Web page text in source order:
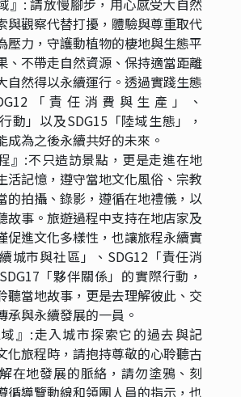
』: 請放慢腳步，用心感受大自然
與觀察代替打擾，體驗與尊重取代
壓力，守護動植物的棲地與生態平
、不帶走自然資源、保持適當距離
自然得以永續運行。透過實踐生態
「責任消費與生產」、
動」以及SDG15「陸域生態」，
成為之後永續共好的未來。
』:不只造訪景點，更是走進在地
活記憶，遵守當地文化風俗、宗教
的拍攝、錄影，遵循在地禮儀，以
故事。旅遊過程中支持在地店家及
促進文化多樣性，也讓旅程永續實
城市與社區」、SDG12「責任消
「夥伴關係」的實際行動，
聽當地故事，更是去理解彼此、交
承與永續發展的一員。
域』:走入城市探索它的過去與記
化旅程時，請抱持尊敬的心聆聽古
在地發展的脈絡，請勿塗鴉、刻
循導覽動線和領團人員的指示，也